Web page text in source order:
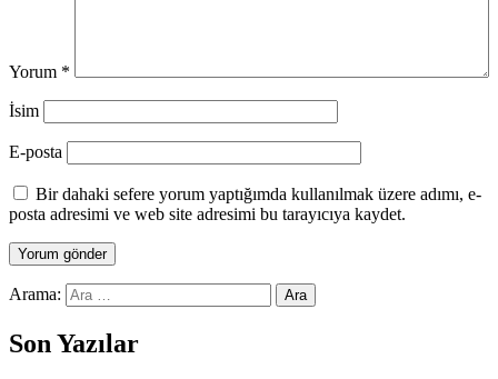
Yorum *
İsim
E-posta
Bir dahaki sefere yorum yaptığımda kullanılmak üzere adımı, e-
posta adresimi ve web site adresimi bu tarayıcıya kaydet.
Arama:
Son Yazılar